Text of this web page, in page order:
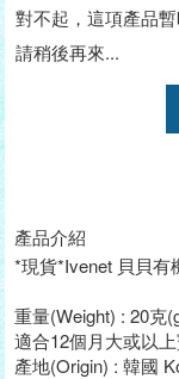
對不起，這項產品暫
請稍後再來...
產品介紹
*現貨*Ivenet 貝貝有
重量(Weight) : 20克
適合12個月大或以
產地(Origin) : 韓國